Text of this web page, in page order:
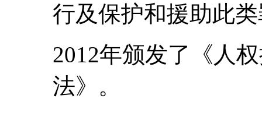
行及保护和援助此
2012年颁发了《人
法》。